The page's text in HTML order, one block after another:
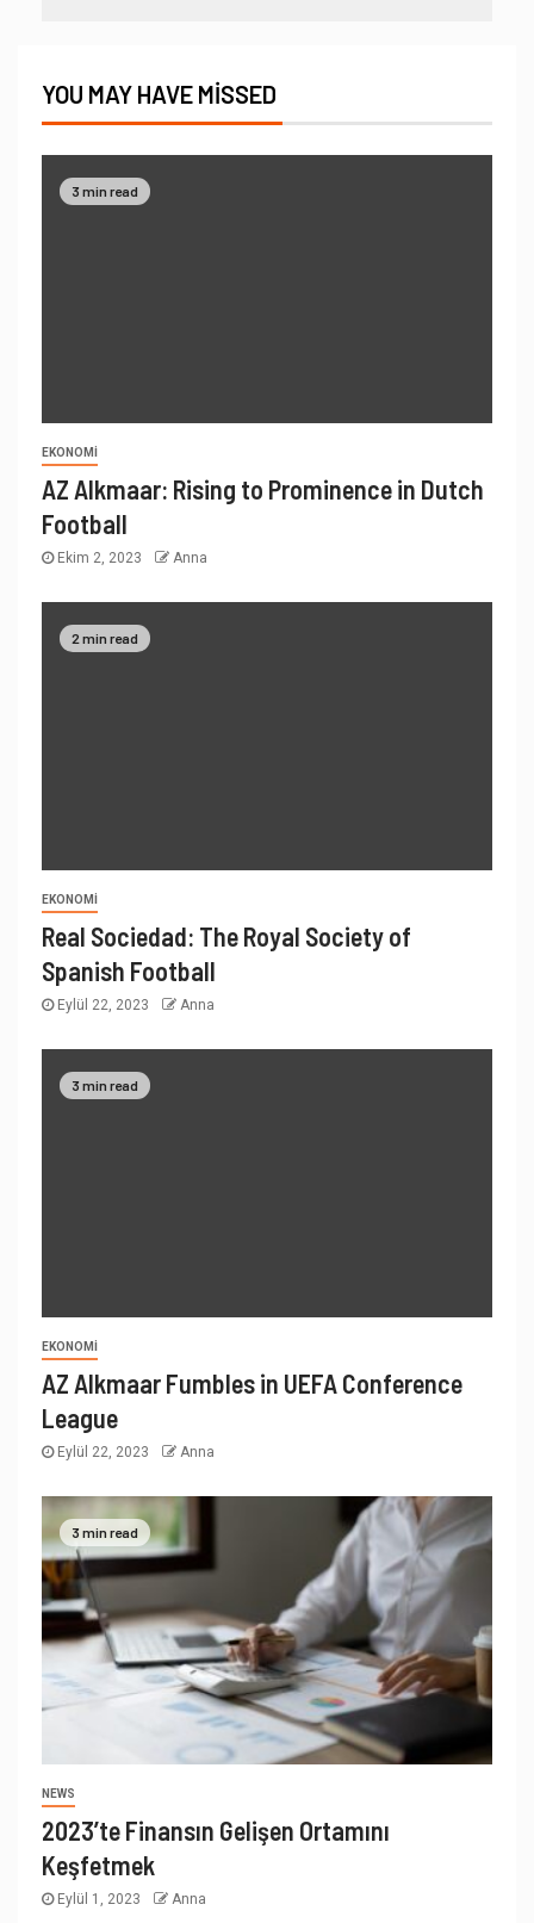
YOU MAY HAVE MISSED
3 min read
EKONOMI
AZ Alkmaar: Rising to Prominence in Dutch
Football
Ekim 2, 2023 Anna
2 min read
EKONOMI
Real Sociedad: The Royal Society of
Spanish Football
Eylül 22, 2023 Anna
3 min read
EKONOMI
AZ Alkmaar Fumbles in UEFA Conference
League
Eylül 22, 2023 Anna
3 min read
NEWS
2023’te Finansın Gelişen Ortamını
Keşfetmek
Eylül 1, 2023 Anna